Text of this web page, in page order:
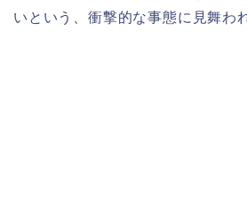
いという、衝撃的な事態に見舞わ